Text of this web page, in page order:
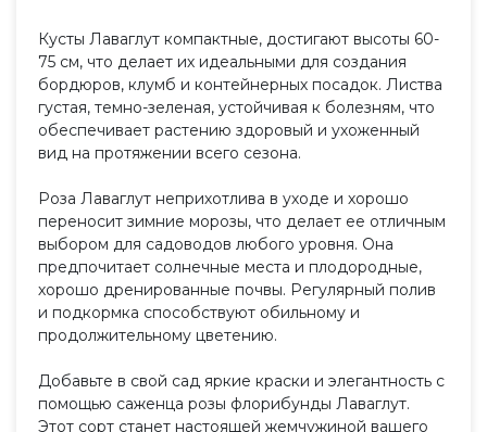
Кусты Лаваглут компактные, достигают высоты 60-
75 см, что делает их идеальными для создания
бордюров, клумб и контейнерных посадок. Листва
густая, темно-зеленая, устойчивая к болезням, что
обеспечивает растению здоровый и ухоженный
вид на протяжении всего сезона.
Роза Лаваглут неприхотлива в уходе и хорошо
переносит зимние морозы, что делает ее отличным
выбором для садоводов любого уровня. Она
предпочитает солнечные места и плодородные,
хорошо дренированные почвы. Регулярный полив
и подкормка способствуют обильному и
продолжительному цветению.
Добавьте в свой сад яркие краски и элегантность с
помощью саженца розы флорибунды Лаваглут.
Этот сорт станет настоящей жемчужиной вашего